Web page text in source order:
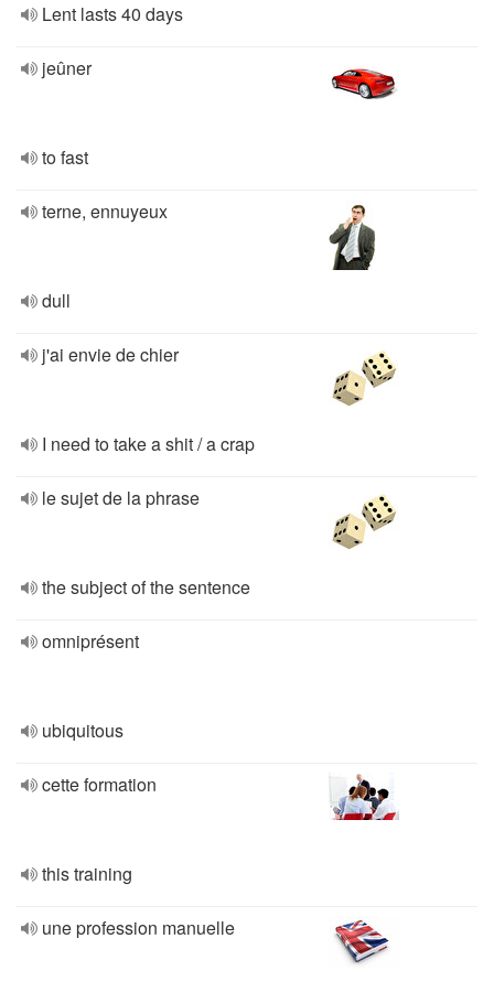
Lent lasts 40 days
jeûner
to fast
terne, ennuyeux
dull
j'ai envie de chier
I need to take a shit / a crap
le sujet de la phrase
the subject of the sentence
omniprésent
ubiquitous
cette formation
this training
une profession manuelle